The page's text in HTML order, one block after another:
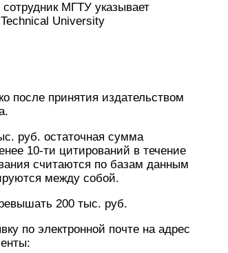
МГТУ указывает
University
после принятия издательством
руб. остаточная сумма
10-ти цитирований в течение
считаются по базам данным
между собой.
200 тыс. руб.
по электронной почте на адрес